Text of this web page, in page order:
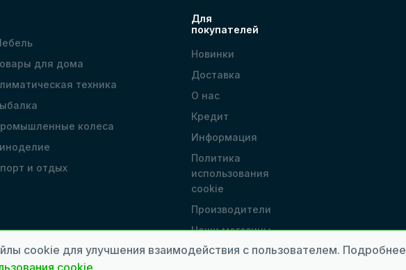
для дома
техника
колеса
и отдых
Для
покупателей
Новинки
Доставка
О нас
Кредит
Информация
Политика
использования
cookie
Производители
Наши магазины
cookie для улучшения взаимодействия с пользователем. Подробнее
cookie